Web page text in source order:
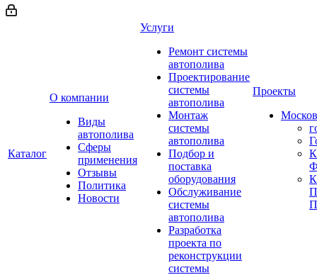
Каталог
О компании
Виды
автополива
Сферы
применения
Отзывы
Политика
Новости
Услуги
Ремонт системы
автополива
Проектирование
системы
автополива
Монтаж
системы
автополива
Подбор и
поставка
оборудования
Обслуживание
системы
автополива
Разработка
проекта по
реконструкции
системы
Проекты